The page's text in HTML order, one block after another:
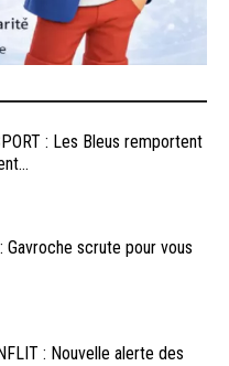
: Les Bleus remportent
Gavroche scrute pour vous
: Nouvelle alerte des